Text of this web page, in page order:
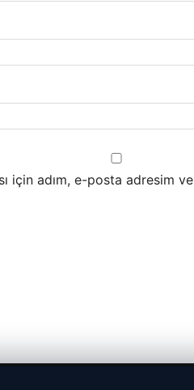
için adım, e-posta adresim